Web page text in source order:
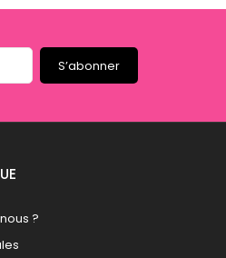
S’abonner
?